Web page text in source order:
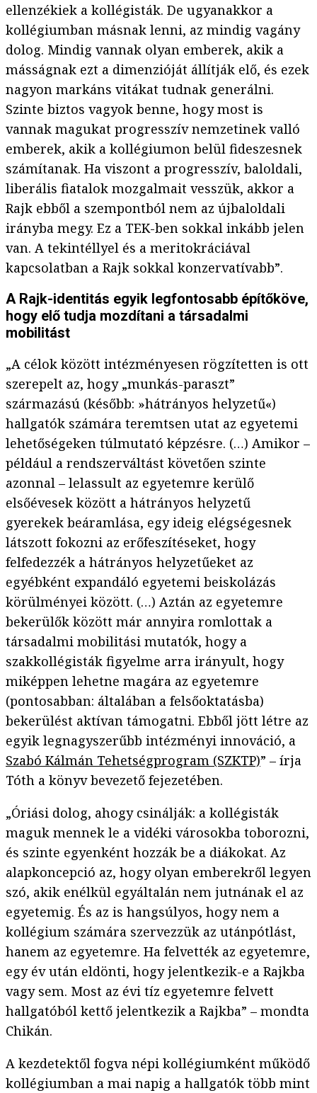
ellenzékiek a kollégisták. De ugyanakkor a
kollégiumban másnak lenni, az mindig vagány
dolog. Mindig vannak olyan emberek, akik a
másságnak ezt a dimenzióját állítják elő, és ezek
nagyon markáns vitákat tudnak generálni.
Szinte biztos vagyok benne, hogy most is
vannak magukat progresszív nemzetinek valló
emberek, akik a kollégiumon belül fideszesnek
számítanak. Ha viszont a progresszív, baloldali,
liberális fiatalok mozgalmait vesszük, akkor a
Rajk ebből a szempontból nem az újbaloldali
irányba megy. Ez a TEK-ben sokkal inkább jelen
van. A tekintéllyel és a meritokráciával
kapcsolatban a Rajk sokkal konzervatívabb”.
A Rajk-identitás egyik legfontosabb építőköve,
hogy elő tudja mozdítani a társadalmi
mobilitást
„A célok között intézményesen rögzítetten is ott
szerepelt az, hogy „munkás-paraszt”
származású (később: »hátrányos helyzetű«)
hallgatók számára teremtsen utat az egyetemi
lehetőségeken túlmutató képzésre. (…) Amikor –
például a rendszerváltást követően szinte
azonnal – lelassult az egyetemre kerülő
elsőévesek között a hátrányos helyzetű
gyerekek beáramlása, egy ideig elégségesnek
látszott fokozni az erőfeszítéseket, hogy
felfedezzék a hátrányos helyzetűeket az
egyébként expandáló egyetemi beiskolázás
körülményei között. (…) Aztán az egyetemre
bekerülők között már annyira romlottak a
társadalmi mobilitási mutatók, hogy a
szakkollégisták figyelme arra irányult, hogy
miképpen lehetne magára az egyetemre
(pontosabban: általában a felsőoktatásba)
bekerülést aktívan támogatni. Ebből jött létre az
egyik legnagyszerűbb intézményi innováció, a
Szabó Kálmán Tehetségprogram (SZKTP)” – írja
Tóth a könyv bevezető fejezetében.
„Óriási dolog, ahogy csinálják: a kollégisták
maguk mennek le a vidéki városokba toborozni,
és szinte egyenként hozzák be a diákokat. Az
alapkoncepció az, hogy olyan emberekről legyen
szó, akik enélkül egyáltalán nem jutnának el az
egyetemig. És az is hangsúlyos, hogy nem a
kollégium számára szervezzük az utánpótlást,
hanem az egyetemre. Ha felvették az egyetemre,
egy év után eldönti, hogy jelentkezik-e a Rajkba
vagy sem. Most az évi tíz egyetemre felvett
hallgatóból kettő jelentkezik a Rajkba” – mondta
Chikán.
A kezdetektől fogva népi kollégiumként működő
kollégiumban a mai napig a hallgatók több mint